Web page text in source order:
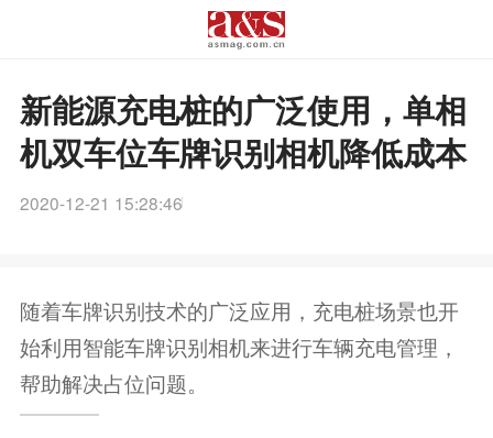
新能源充电桩的广泛使用，单相
机双车位车牌识别相机降低成本
2020-12-21 15:28:46
随着车牌识别技术的广泛应用，充电桩场景也开
始利用智能车牌识别相机来进行车辆充电管理，
帮助解决占位问题。